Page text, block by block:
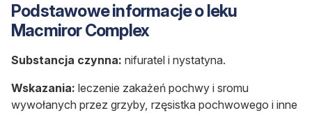
Podstawowe informacje o leku
Macmiror Complex
Substancja czynna: nifuratel i nystatyna.
Wskazania: leczenie zakażeń pochwy i sromu
wywołanych przez grzyby, rzęsistka pochwowego i inne